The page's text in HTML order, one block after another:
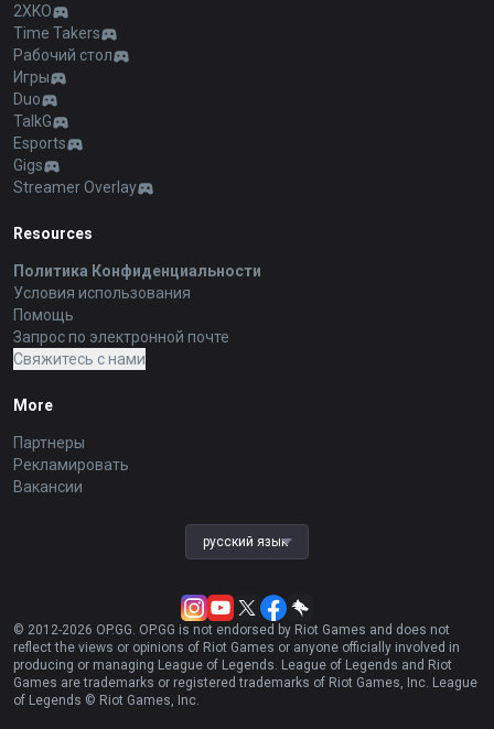
2XKO
Time Takers
Рабочий стол
Игры
Duo
TalkG
Esports
Gigs
Streamer Overlay
Resources
Политика Конфиденциальности
Условия использования
Помощь
Запрос по электронной почте
Свяжитесь с нами
More
Партнеры
Рекламировать
Вакансии
русский язык
© 2012-2026 OP.GG. OP.GG is not endorsed by Riot Games and does not
reflect the views or opinions of Riot Games or anyone officially involved in
producing or managing League of Legends. League of Legends and Riot
Games are trademarks or registered trademarks of Riot Games, Inc. League
of Legends © Riot Games, Inc.